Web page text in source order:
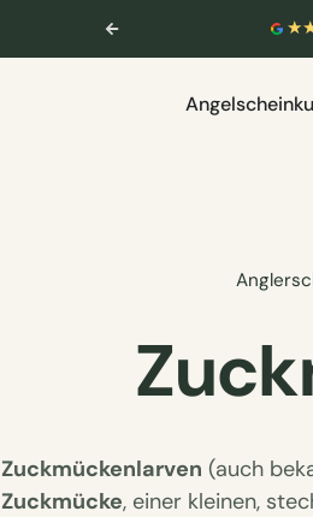
Zuckmückenlarven (auch
Zuckmücke, einer kleinen,